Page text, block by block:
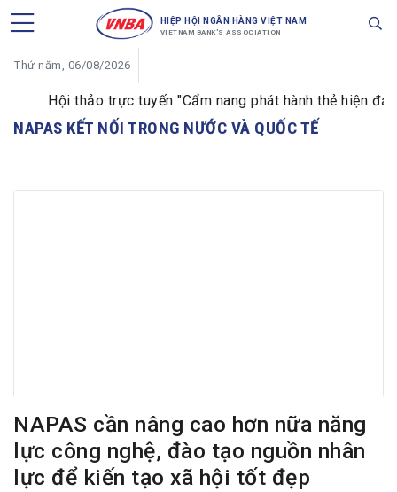
HIỆP HỘI NGÂN HÀNG VIỆT NAM
VIETNAM BANK'S ASSOCIATION
Thứ năm, 06/08/2026
Hội thảo trực tuyến "Cẩm nang phát hành thẻ hiện đại
NAPAS KẾT NỐI TRONG NƯỚC VÀ QUỐC TẾ
NAPAS cần nâng cao hơn nữa năng
lực công nghệ, đào tạo nguồn nhân
lực để kiến tạo xã hội tốt đẹp